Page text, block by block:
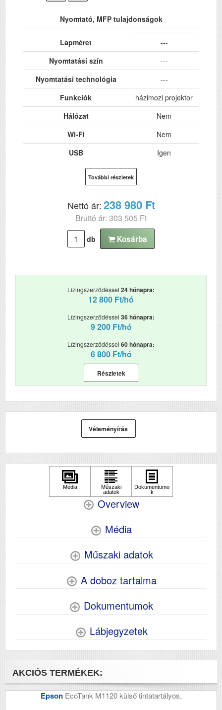
Nyomtató, MFP tulajdonságok
Lapméret
---
Nyomtatási szín
---
Nyomtatási technológia
---
Funkciók
házimozi projektor
Hálózat
Nem
Wi-Fi
Nem
USB
Igen
További részletek
Nettó ár:238 980 Ft
Bruttó ár: 303 505 Ft
db Kosárba
Lízingszerződéssel 24 hónapra:
12 800 Ft/hó
Lízingszerződéssel 36 hónapra:
9 200 Ft/hó
Lízingszerződéssel 60 hónapra:
6 800 Ft/hó
Részletek
Véleményírás
Overview
Média
Műszaki adatok
A doboz tartalma
Dokumentumok
Lábjegyzetek
AKCIÓS TERMÉKEK:
Epson EcoTank M1120 külső tintatartályos,